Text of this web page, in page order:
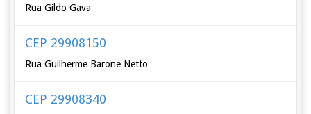
Rua Gildo Gava
CEP 29908150
Rua Guilherme Barone Netto
CEP 29908340